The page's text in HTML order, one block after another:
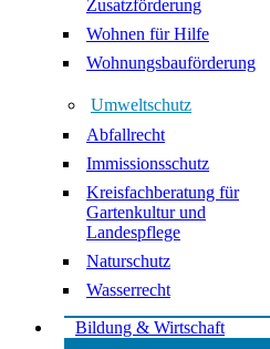
Zusatzförderung
Wohnen für Hilfe
Wohnungsbauförderung
Umweltschutz
Abfallrecht
Immissionsschutz
Kreisfachberatung für
Gartenkultur und
Landespflege
Naturschutz
Wasserrecht
Bildung & Wirtschaft